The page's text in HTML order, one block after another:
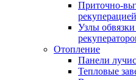
Приточно-
Узлы
Отопление
Панели
Тепловые